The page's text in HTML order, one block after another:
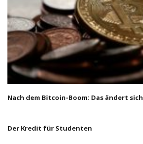
Nach dem Bitcoin-Boom: Das ändert sich
Der Kredit für Studenten